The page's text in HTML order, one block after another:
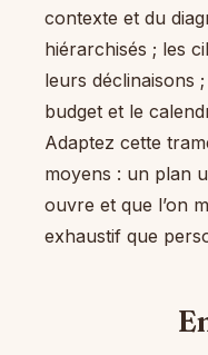
contexte et du
hiérarchisés ; les
leurs déclinaisons
budget et le
Adaptez cette
moyens : un plan
ouvre et que l’on
exhaustif que